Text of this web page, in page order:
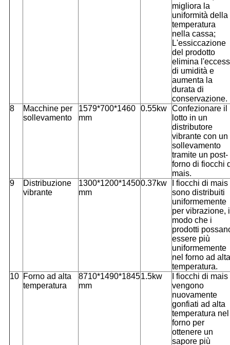
migliora la
uniformità della
temperatura
nella cassa;
L'essiccazione
del prodotto
elimina
di umidità e
aumenta la
durata di
conservazione.
8
Macchine per
sollevamento
1579*700*1460
mm
0.55kw Confezionare il
lotto in un
distributore
vibrante con un
sollevamento
tramite un post-
forno di fiocchi
mais.
9
Distribuzione
vibrante
1300*1200*1450
mm
0.37kw
I fiocchi di mais
sono distribuiti
uniformemente
per vibrazione,
modo che i
prodotti
essere più
uniformemente
nel forno ad alta
temperatura.
10 Forno ad alta
temperatura
8710*1490*1845
mm
1.5kw
I fiocchi di mais
vengono
nuovamente
gonfiati ad alta
temperatura nel
forno per
ottenere un
sapore più